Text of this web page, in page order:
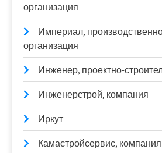
организация
Империал,
организация
Инженер, проектно-
Инженерстрой, компания
Иркут
Камастройсервис, компания